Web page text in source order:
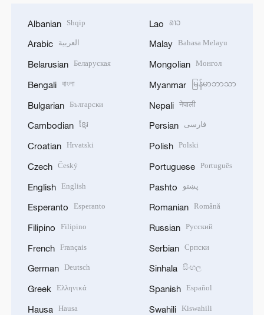
Albanian Shqip
Arabic العربية
Belarusian Беларуская
Bengali বাংলা
Bulgarian Български
Cambodian ខ្មែរ
Croatian Hrvatski
Czech Český
English English
Esperanto Esperanto
Filipino Filipino
French Français
German Deutsch
Greek Ελληνικά
Hausa Hausa
Lao ລາວ
Malay Bahasa Melayu
Mongolian Монгол
Myanmar မြန်မာဘာသာ
Nepali नेपाली
Persian فارسی
Polish Polski
Portuguese Português
Pashto پښتو
Romanian Română
Russian Русский
Serbian Српски
Sinhala සිංහල
Spanish Español
Swahili Kiswahili